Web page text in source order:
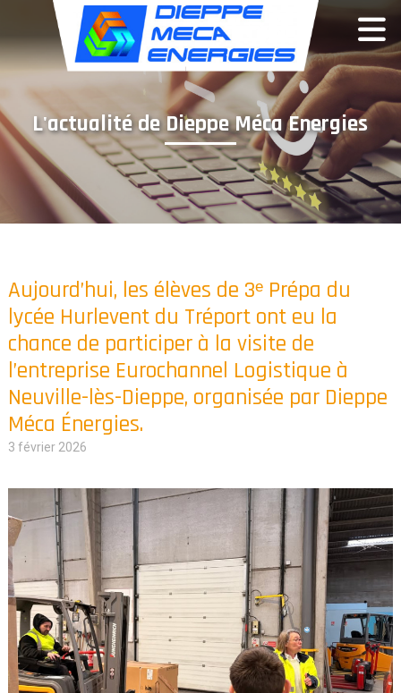
L'actualité de Dieppe Méca Energies
Aujourd’hui, les élèves de 3ᵉ Prépa du
lycée Hurlevent du Tréport ont eu la
chance de participer à la visite de
l’entreprise Eurochannel Logistique à
Neuville-lès-Dieppe, organisée par Dieppe
Méca Énergies.
3 février 2026
Panneau de gestion des cookies